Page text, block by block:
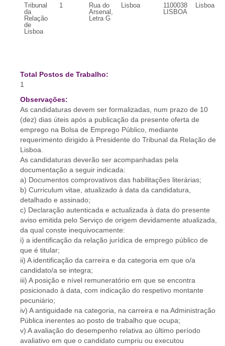
Tribunal
da
Relação
de
Lisboa
1
Rua do
Arsenal,
Letra G
Lisboa
1100038
LISBOA
Lisboa
Total Postos de Trabalho:
1
Observações:
As candidaturas devem ser formalizadas, num prazo de 10
(dez) dias úteis após a publicação da presente oferta de
emprego na Bolsa de Emprego Público, mediante
requerimento dirigido à Presidente do Tribunal da Relação de
Lisboa.
As candidaturas deverão ser acompanhadas pela
documentação a seguir indicada:
a) Documentos comprovativos das habilitações literárias;
b) Curriculum vitae, atualizado à data da candidatura,
detalhado e assinado;
c) Declaração autenticada e actualizada à data do presente
aviso emitida pelo Serviço de origem devidamente atualizada,
da qual conste inequivocamente:
i) a identificação da relação jurídica de emprego público de
que é titular;
ii) A identificação da carreira e da categoria em que o/a
candidato/a se integra;
iii) A posição e nível remuneratório em que se encontra
posicionado à data, com indicação do respetivo montante
pecuniário;
iv) A antiguidade na categoria, na carreira e na Administração
Pública inerentes ao posto de trabalho que ocupa;
v) A avaliação do desempenho relativa ao último período
avaliativo em que o candidato cumpriu ou executou